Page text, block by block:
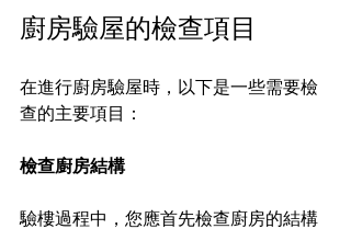
廚房驗屋的檢查項目
在進行廚房驗屋時，以下是一些需要檢
查的主要項目：
檢查廚房結構
驗樓過程中，您應首先檢查廚房的結構